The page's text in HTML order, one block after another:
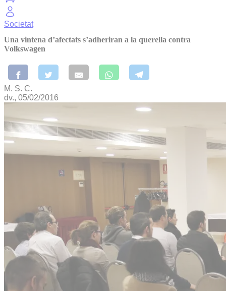
Societat
Una vintena d’afectats s’adheriran a la querella contra
Volkswagen
M. S. C.
dv., 05/02/2016